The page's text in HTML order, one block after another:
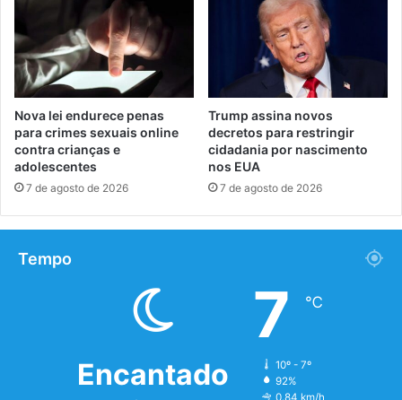
Nova lei endurece penas
para crimes sexuais online
contra crianças e
adolescentes
7 de agosto de 2026
Trump assina novos
decretos para restringir
cidadania por nascimento
nos EUA
7 de agosto de 2026
Tempo
Encantado
7 ℃
10º - 7º
92%
0.84 km/h